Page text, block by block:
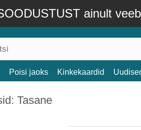
ainult
Poisi jaoks Kinkekaardid
Tasane